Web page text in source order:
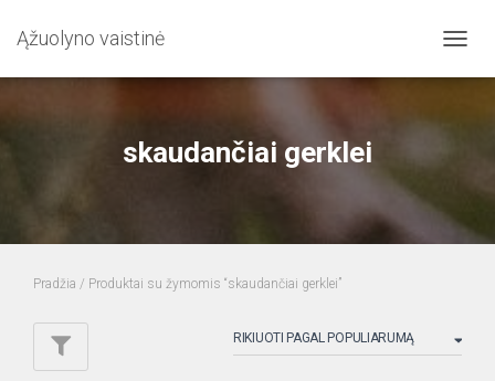
Ąžuolyno vaistinė
skaudančiai gerklei
Pradžia / Produktai su žymomis “skaudančiai gerklei”